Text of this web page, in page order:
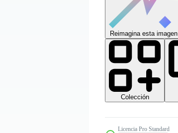
Reimagina esta imagen
Colección
Licencia Pro Standard